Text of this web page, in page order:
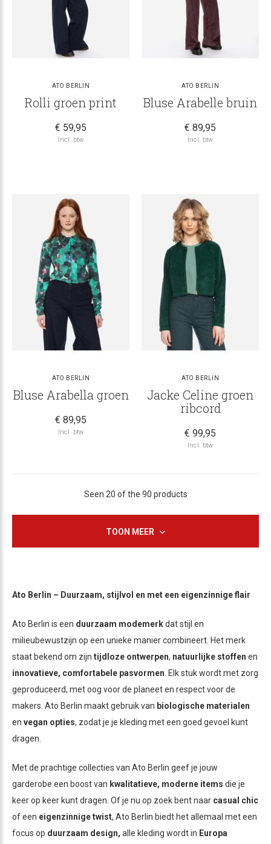
ATO BERLIN
Rolli groen print
€ 59,95
Incl. btw
ATO BERLIN
Bluse Arabelle bruin
€ 89,95
Incl. btw
ATO BERLIN
Bluse Arabella groen
€ 89,95
Incl. btw
ATO BERLIN
Jacke Celine groen
ribcord
€ 99,95
Incl. btw
Seen 20 of the 90 products
TOON MEER
Ato Berlin – Duurzaam, stijlvol en met een eigenzinnige flair
Ato Berlin is een duurzaam modemerkdat stijl en
milieubewustzijn op een unieke manier combineert. Het merk
staat bekend om zijn tijdloze ontwerpen, natuurlijke stoffen en
innovatieve, comfortabele pasvormen. Elk stuk wordt met zorg
geproduceerd, met oog voor de planeet en respect voor de
makers. Ato Berlin maakt gebruik van biologische materialen
en vegan opties, zodat je je kleding met een goed gevoel kunt
dragen.
Met de prachtige collecties van Ato Berlin geef je jouw
garderobe een boost van kwalitatieve, moderne items die je
keer op keer kunt dragen. Of je nu op zoek bent naar casual chic
of een eigenzinnige twist, Ato Berlin biedt het allemaal met een
focus op duurzaam design, alle kleding wordt in Europa